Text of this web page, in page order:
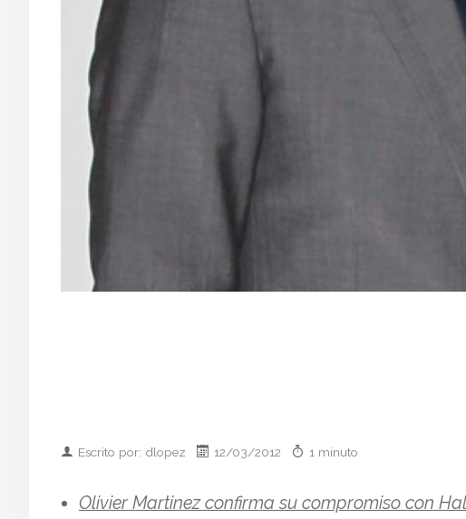
Escrito por: dlopez 12/03/2012 1 minuto
Olivier Martinez confirma su compromiso con